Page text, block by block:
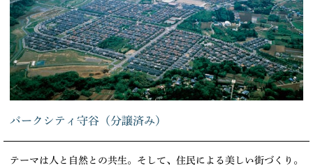
パークシティ守谷（分譲済み）
テーマは人と自然との共生。そして、住民による美しい街づくり。